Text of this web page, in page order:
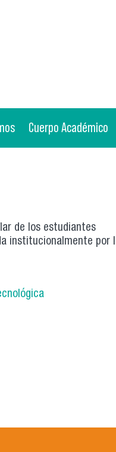
Cuerpo Académico
de los estudiantes
institucionalmente por